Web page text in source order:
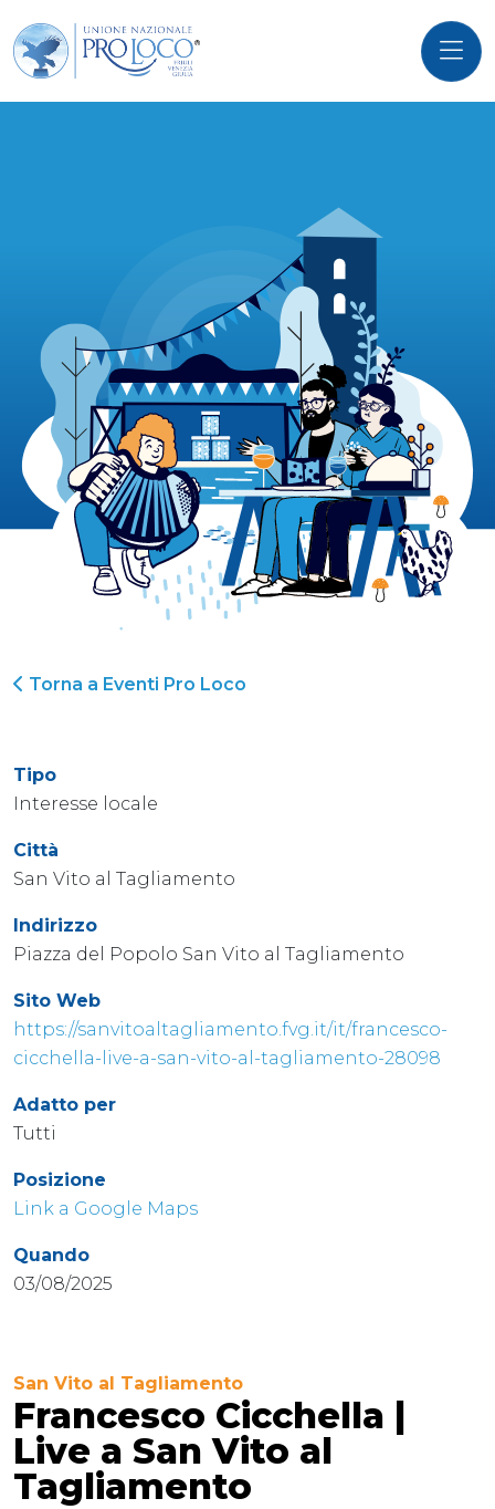
Torna a Eventi Pro Loco
Tipo
Interesse locale
Città
San Vito al Tagliamento
Indirizzo
Piazza del Popolo San Vito al Tagliamento
Sito Web
https://sanvitoaltagliamento.fvg.it/it/francesco-
cicchella-live-a-san-vito-al-tagliamento-28098
Adatto per
Tutti
Posizione
Link a Google Maps
Quando
03/08/2025
San Vito al Tagliamento
Francesco Cicchella |
Live a San Vito al
Tagliamento